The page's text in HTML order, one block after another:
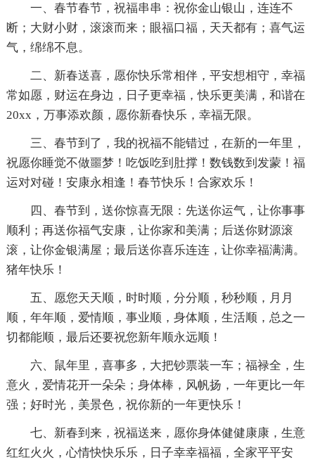
一、春节春节，祝福串串：祝你金山银山，连连不
断；大财小财，滚滚而来；眼福口福，天天都有；喜气运
气，绵绵不息。
二、新春送喜，愿你快乐常相伴，平安想相守，幸福
常如愿，财运在身边，日子更幸福，快乐更美满，和谐在
20xx，万事添欢颜，愿你新春快乐，幸福无限。
三、春节到了，我的祝福不能错过，在新的一年里，
祝愿你睡觉不做噩梦！吃饭吃到肚撑！数钱数到发蒙！福
运对对碰！安康永相逢！春节快乐！合家欢乐！
四、春节到，送你惊喜无限：先送你运气，让你事事
顺利；再送你福气安康，让你家和美满；后送你财源滚
滚，让你金银满屋；最后送你喜乐连连，让你幸福满满。
猪年快乐！
五、愿您天天顺，时时顺，分分顺，秒秒顺，月月
顺，年年顺，爱情顺，事业顺，身体顺，生活顺，总之一
切都能顺，最后还要祝您新年顺永远顺！
六、鼠年里，喜事多，大把钞票装一车；福禄全，生
意火，爱情花开一朵朵；身体棒，风帆扬，一年更比一年
强；好时光，美景色，祝你新的一年更快乐！
七、新春到来，祝福送来，愿你身体健健康康，生意
红红火火，心情快快乐乐，日子幸幸福福，全家平平安